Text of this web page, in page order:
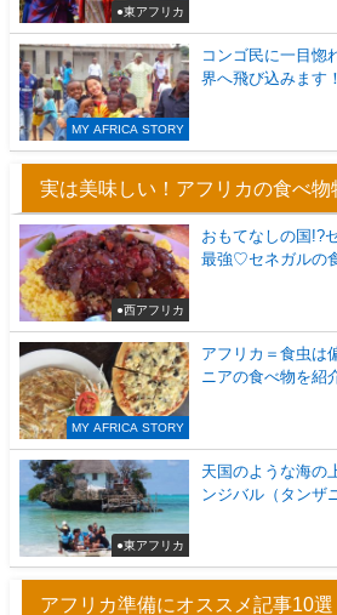
●東アフリカ
MY AFRICA STORY
コンゴ民に一目惚
界へ飛び込みます！
実は美味しい！アフリカの食べ物
●西アフリカ
おもてなしの国!?
最強♡セネガルの
MY AFRICA STORY
アフリカ＝食虫は
ニアの食べ物を紹
●東アフリカ
天国のような海の
ンジバル（タンザ
アフリカ準備にオススメ記事10選